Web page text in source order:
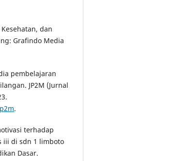
dan
Grafindo Media
pembelajaran
JP2M (Jurnal
.
terhadap
iii di sdn 1 limboto
Dasar.